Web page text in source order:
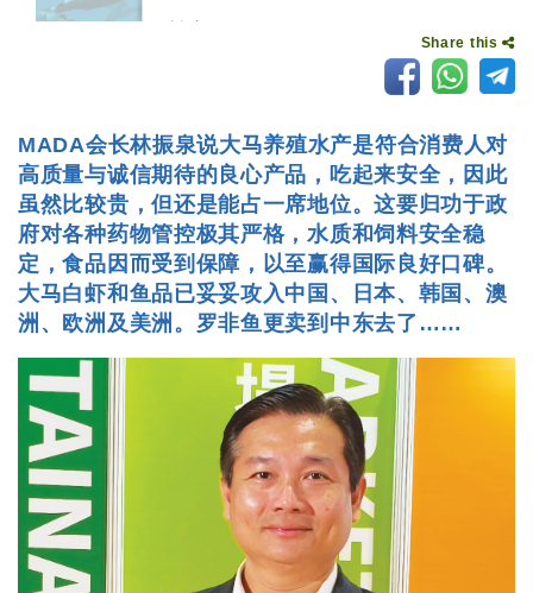
Share this
MADA会长林振泉说大马养殖水产是符合消费人对
高质量与诚信期待的良心产品，吃起来安全，因此
虽然比较贵，但还是能占一席地位。这要归功于政
府对各种药物管控极其严格，水质和饲料安全稳
定，食品因而受到保障，以至赢得国际良好口碑。
大马白虾和鱼品已妥妥攻入中国、日本、韩国、澳
洲、欧洲及美洲。罗非鱼更卖到中东去了……